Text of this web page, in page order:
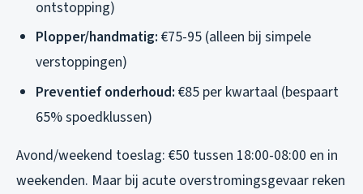
ontstopping)
Plopper/handmatig: €75-95 (alleen bij simpele
verstoppingen)
Preventief onderhoud: €85 per kwartaal (bespaart
65% spoedklussen)
Avond/weekend toeslag: €50 tussen 18:00-08:00 en in
weekenden. Maar bij acute overstromingsgevaar reken